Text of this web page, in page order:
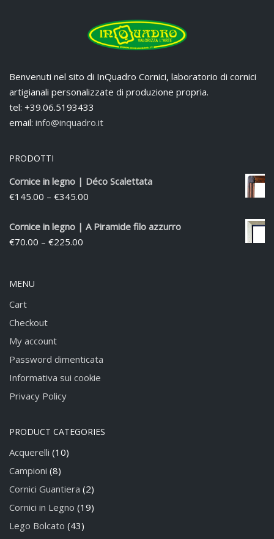
Benvenuti nel sito di InQuadro Cornici, laboratorio di cornici
artigianali personalizzate di produzione propria.
tel: +39.06.5193433
email: info@inquadro.it
PRODOTTI
Cornice in legno | Déco Scalettata
€145.00 – €345.00
Cornice in legno | A Piramide filo azzurro
€70.00 – €225.00
MENU
Cart
Checkout
My account
Password dimenticata
Informativa sui cookie
Privacy Policy
PRODUCT CATEGORIES
Acquerelli (10)
Campioni (8)
Cornici Guantiera (2)
Cornici in Legno (19)
Lego Bolcato (43)